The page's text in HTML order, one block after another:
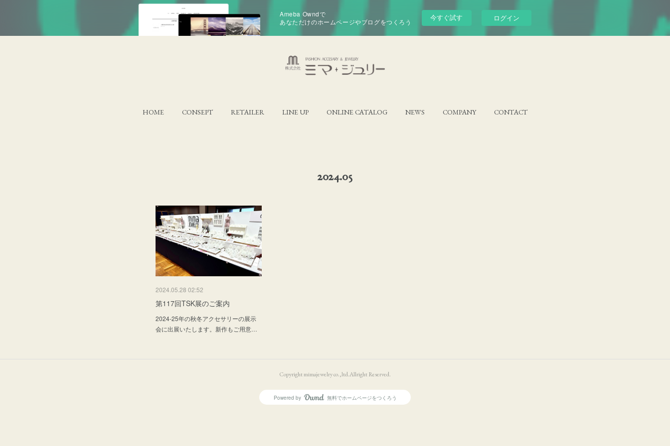
Ameba Owndで
あなただけのホームページやブログをつくろう
今すぐ試す ログイン
HOME CONSEPT RETAILER LINE UP ONLINE CATALOG NEWS COMPANY CONTACT
2024.05
2024.05.28 02:52
第117回TSK展のご案内
2024-25年の秋冬アクセサリーの展示
会に出展いたします。新作もご用意…
Copyright mimajewelry co.,ltd.Allright Reserved.
Powered by AmebaOwnd
無料でホームページをつくろう